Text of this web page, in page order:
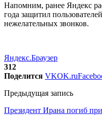
Напомним, ранее Яндекс
года защитил
нежелательных звонков.
Яндекс.Браузер
312
Поделится VKOK.ru
Предыдущая запись
Президент Ирана погиб